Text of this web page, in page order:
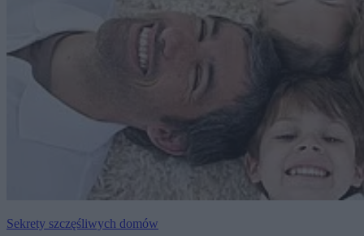
Sekrety szczęśliwych domów